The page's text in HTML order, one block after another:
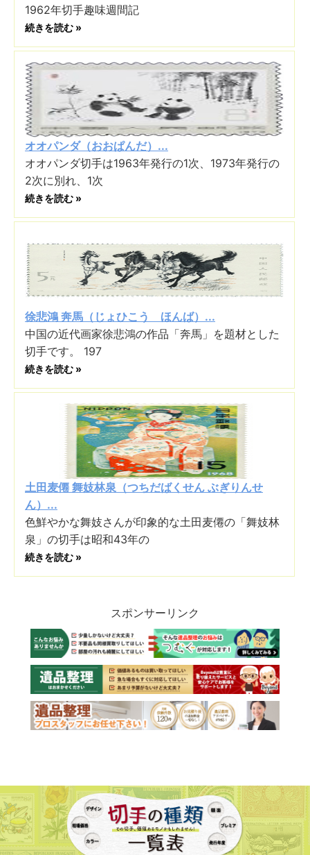
1962年切手趣味週間記
続きを読む »
オオパンダ（おおぱんだ）...
オオパンダ切手は1963年発行の1次、1973年発行の
2次に別れ、1次
続きを読む »
徐悲鴻 奔馬（じょひこう ほんば）...
中国の近代画家徐悲鴻の作品「奔馬」を題材とした
切手です。 197
続きを読む »
土田麦僊 舞妓林泉（つちだばくせん ぶぎりんせ
ん）...
色鮮やかな舞妓さんが印象的な土田麦僊の「舞妓林
泉」の切手は昭和43年の
続きを読む »
スポンサーリンク